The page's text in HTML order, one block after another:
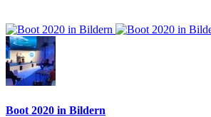
Boot 2020 in Bildern